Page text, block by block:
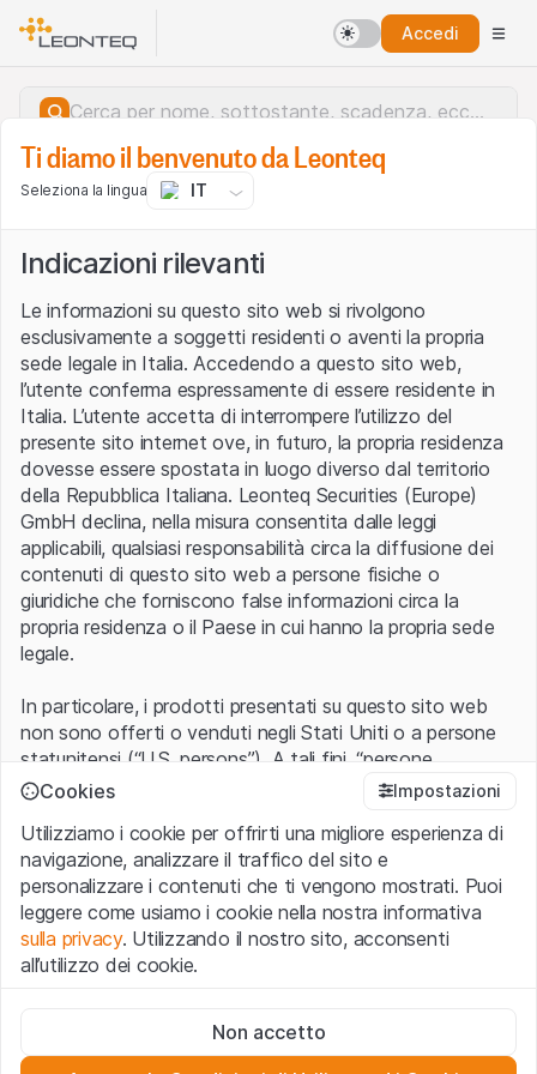
Accedi
Errore del server.
Ti diamo il benvenuto da Leonteq
Seleziona la lingua IT
Indicazioni rilevanti
Le informazioni su questo sito web si rivolgono
esclusivamente a soggetti residenti o aventi la propria
sede legale in Italia. Accedendo a questo sito web,
l’utente conferma espressamente di essere residente in
Italia. L’utente accetta di interrompere l’utilizzo del
presente sito internet ove, in futuro, la propria residenza
dovesse essere spostata in luogo diverso dal territorio
della Repubblica Italiana. Leonteq Securities (Europe)
GmbH declina, nella misura consentita dalle leggi
applicabili, qualsiasi responsabilità circa la diffusione dei
contenuti di questo sito web a persone fisiche o
giuridiche che forniscono false informazioni circa la
propria residenza o il Paese in cui hanno la propria sede
legale.
In particolare, i prodotti presentati su questo sito web
non sono offerti o venduti negli Stati Uniti o a persone
statunitensi (“U.S. persons”). A tali fini, “persone
statunitensi” vanno intese nel significato ad esse ascritto
1933 che include le persone residenti negli Stati Uniti
d’America, le società per azioni e le altre forme societarie
americane.
Condizioni di utilizzo e informazioni legali
Con l’accesso al sito web (di seguito, il “Sito”) si dichiara
avvertenze importanti e le condizioni di utilizzo ivi rese
Cookies Impostazioni
Utilizziamo i cookie per offrirti una migliore esperienza di
navigazione, analizzare il traffico del sito e
personalizzare i contenuti che ti vengono mostrati. Puoi
leggere come usiamo i cookie nella nostra informativa
sulla privacy. Utilizzando il nostro sito, acconsenti
all’utilizzo dei cookie.
Questi cookie sono necessari per il funzionamento del sito
web e non possono essere disattivati.
Non accetto